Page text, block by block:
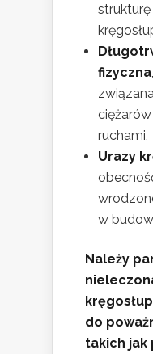
fizyczna
ruchami,
Urazy
w
Należy
do
takich jak